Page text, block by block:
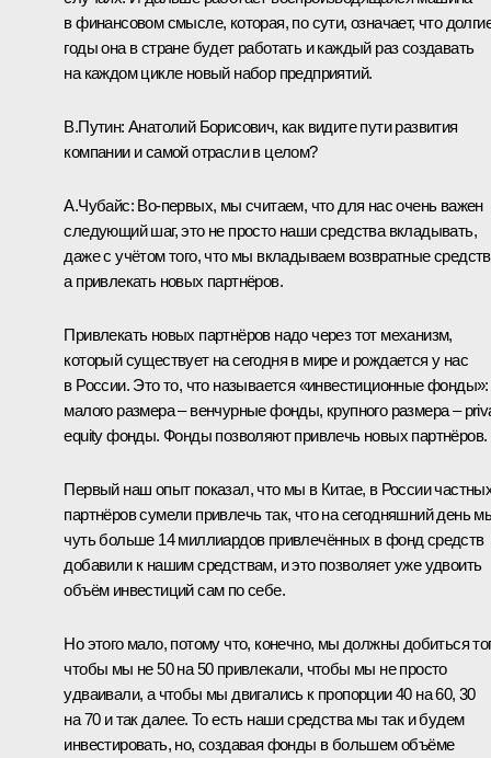
в финансовом смысле, которая, по сути, означает, что
годы она в стране будет работать и каждый раз создавать
на каждом цикле новый набор предприятий.
В.Путин: Анатолий Борисович, как видите пути развития
компании и самой отрасли в целом?
А.Чубайс: Во‑первых, мы считаем, что для нас очень важен
следующий шаг, это не просто наши средства вкладывать,
даже с учётом того, что мы вкладываем возвратные
а привлекать новых партнёров.
Привлекать новых партнёров надо через тот механизм,
который существует на сегодня в мире и рождается у нас
в России. Это то, что называется «инвестиционные фонды»:
малого размера – венчурные фонды, крупного размера –
equity фонды. Фонды позволяют привлечь новых партнёров.
Первый наш опыт показал, что мы в Китае, в России
партнёров сумели привлечь так, что на сегодняшний день
чуть больше 14 миллиардов привлечённых в фонд средств
добавили к нашим средствам, и это позволяет уже удвоить
объём инвестиций сам по себе.
Но этого мало, потому что, конечно, мы должны добиться
чтобы мы не 50 на 50 привлекали, чтобы мы не просто
удваивали, а чтобы мы двигались к пропорции 40 на 60, 30
на 70 и так далее. То есть наши средства мы так и будем
инвестировать, но, создавая фонды в большем объёме